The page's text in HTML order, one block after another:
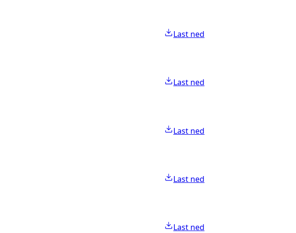
Last ned
Last ned
Last ned
Last ned
Last ned